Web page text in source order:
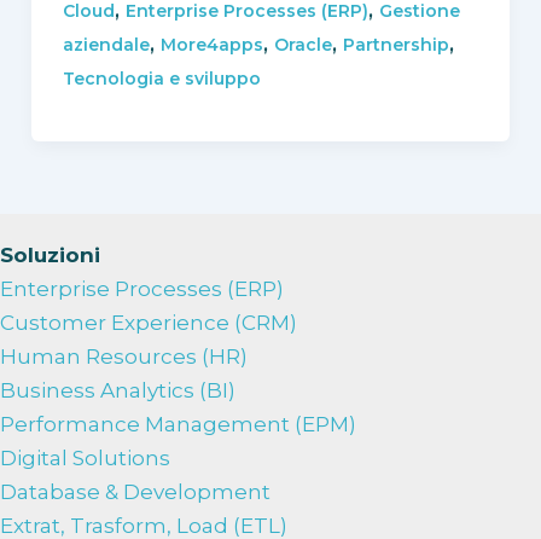
Cloud, Enterprise Processes (ERP), Gestione
aziendale, More4apps, Oracle, Partnership,
Tecnologia e sviluppo
Soluzioni
Enterprise Processes (ERP)
Customer Experience (CRM)
Human Resources (HR)
Business Analytics (BI)
Performance Management (EPM)
Digital Solutions
Database & Development
Extrat, Trasform, Load (ETL)